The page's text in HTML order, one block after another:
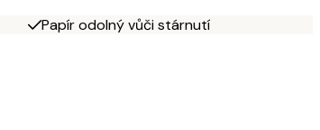
Papír odolný vůči stárnutí